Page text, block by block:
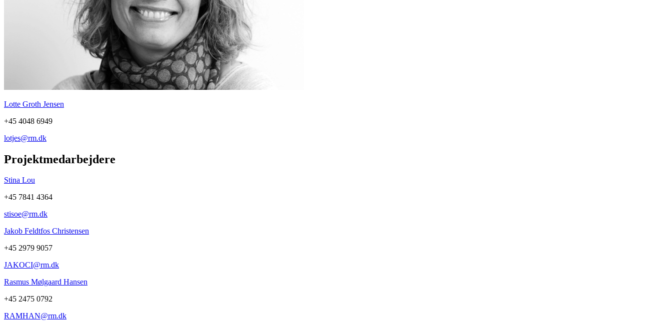
Lotte Groth Jensen
+45 4048 6949
lotjes@rm.dk
Projektmedarbejdere
Stina Lou
+45 7841 4364
stisoe@rm.dk
Jakob Feldtfos Christensen
+45 2979 9057
JAKOCI@rm.dk
Rasmus Mølgaard Hansen
+45 2475 0792
RAMHAN@rm.dk